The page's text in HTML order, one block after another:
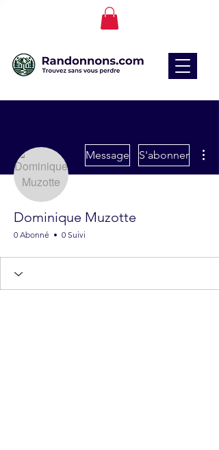
Message S'abonner
Dominique Muzotte
0 Abonné 0 Suivi